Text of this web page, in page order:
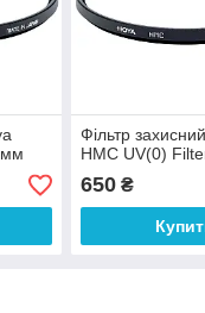
мм
Фільтр
HMC UV(0)
650₴